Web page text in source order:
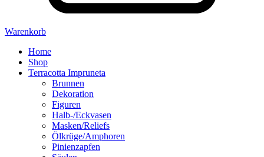
Warenkorb
Home
Shop
Terracotta Impruneta
Brunnen
Dekoration
Figuren
Halb-/Eckvasen
Masken/Reliefs
Ölkrüge/Amphoren
Pinienzapfen